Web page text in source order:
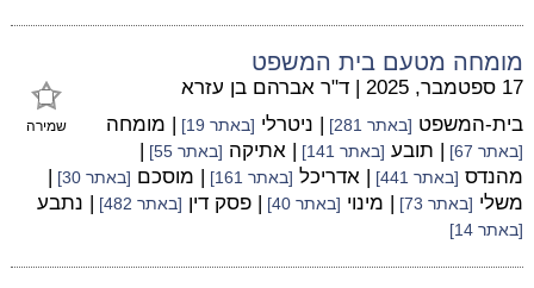
מומחה מטעם בית המשפט
שמירה
17 ספטמבר, 2025 | ד"ר אברהם בן עזרא
בית-המשפט [באתר 281] | ניטרלי [באתר 19] | מומחה
[באתר 67] | תובע [באתר 141] | אתיקה [באתר 55]
|
מהנדס [באתר 441] | אדריכל [באתר 161] | מוסכם [באתר 30]
|
משלי [באתר 73] | מינוי [באתר 40] | פסק דין [באתר 482] | נתבע
[באתר 14]